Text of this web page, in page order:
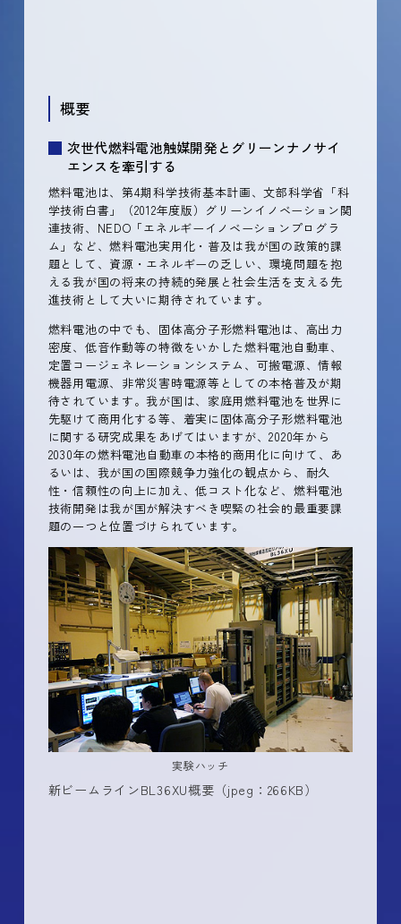
概要
次世代燃料電池触媒開発とグリーンナノサイ
エンスを牽引する
燃料電池は、第4期科学技術基本計画、文部科学省「科
学技術白書」（2012年度版）グリーンイノベーション関
連技術、NEDO「エネルギーイノベーションプログラ
ム」など、燃料電池実用化・普及は我が国の政策的課
題として、資源・エネルギーの乏しい、環境問題を抱
える我が国の将来の持続的発展と社会生活を支える先
進技術として大いに期待されています。
燃料電池の中でも、固体高分子形燃料電池は、高出力
密度、低音作動等の特徴をいかした燃料電池自動車、
定置コージェネレーションシステム、可搬電源、情報
機器用電源、非常災害時電源等としての本格普及が期
待されています。我が国は、家庭用燃料電池を世界に
先駆けて商用化する等、着実に固体高分子形燃料電池
に関する研究成果をあげてはいますが、2020年から
2030年の燃料電池自動車の本格的商用化に向けて、あ
るいは、我が国の国際競争力強化の観点から、耐久
性・信頼性の向上に加え、低コスト化など、燃料電池
技術開発は我が国が解決すべき喫緊の社会的最重要課
題の一つと位置づけられています。
実験ハッチ
新ビームラインBL36XU概要（jpeg：266KB）